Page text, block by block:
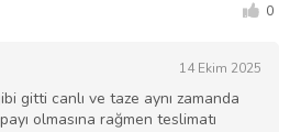
0
14 Ekim 2025
gitti canlı ve taze aynı zamanda
olmasına rağmen teslimatı